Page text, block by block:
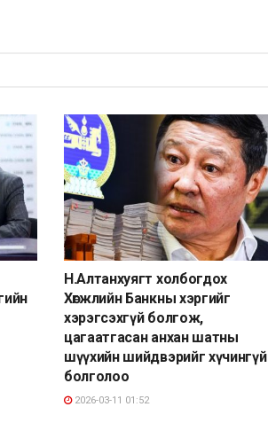
Н.Алтанхуягт холбогдох
Хөгжлийн Банкны хэргийг
хэрэгсэхгүй болгож,
цагаатгасан анхан шатны
шүүхийн шийдвэрийг хүчингүй
болголоо
2026-03-11 01:52